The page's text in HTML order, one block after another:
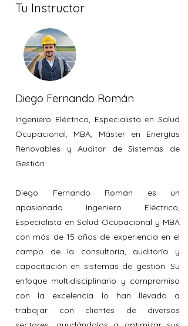
Tu Instructor
Diego Fernando Román
Ingeniero Eléctrico, Especialista en Salud
Ocupacional, MBA, Máster en Energías
Renovables y Auditor de Sistemas de
Gestión
Diego Fernando Román es un
apasionado Ingeniero Eléctrico,
Especialista en Salud Ocupacional y MBA
con más de 15 años de experiencia en el
campo de la consultoría, auditoría y
capacitación en sistemas de gestión. Su
enfoque multidisciplinario y compromiso
con la excelencia lo han llevado a
trabajar con clientes de diversos